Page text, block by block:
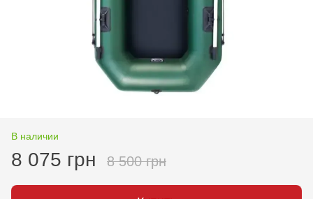
В наличии
8 075 грн 8 500 грн